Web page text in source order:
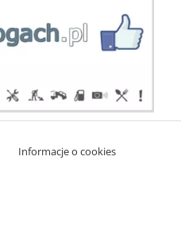
Informacje o cookies